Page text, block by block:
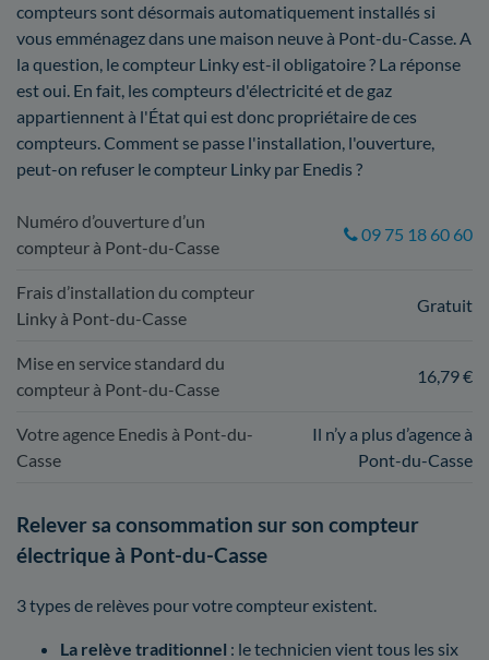
compteurs sont désormais automatiquement installés si
vous emménagez dans une maison neuve à Pont-du-Casse. A
la question, le compteur Linky est-il obligatoire ? La réponse
est oui. En fait, les compteurs d'électricité et de gaz
appartiennent à l'État qui est donc propriétaire de ces
compteurs. Comment se passe l'installation, l'ouverture,
peut-on refuser le compteur Linky par Enedis ?
Numéro d’ouverture d’un
compteur à Pont-du-Casse
09 75 18 60 60
Frais d’installation du compteur
Linky à Pont-du-Casse
Gratuit
Mise en service standard du
compteur à Pont-du-Casse
16,79 €
Votre agence Enedis à Pont-du-
Casse
Il n’y a plus d’agence à
Pont-du-Casse
Relever sa consommation sur son compteur
électrique à Pont-du-Casse
3 types de relèves pour votre compteur existent.
La relève traditionnel : le technicien vient tous les six